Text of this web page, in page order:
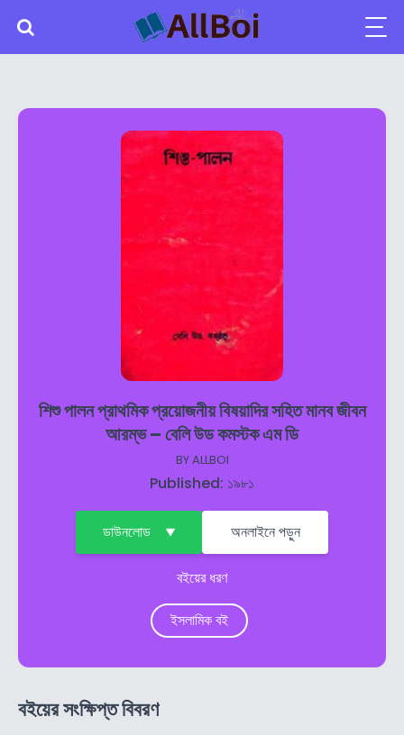
শিশু পালন প্রাথমিক প্রয়োজনীয় বিষয়াদির সহিত মানব জীবন
আরম্ভ – বেলি উড কমস্টক এম ডি
BYALLBOI
Published: ১৯৮১
ডাউনলোড অনলাইনে পড়ুন
বইয়ের ধরণ
ইসলামিক বই
বইয়ের সংক্ষিপ্ত বিবরণ